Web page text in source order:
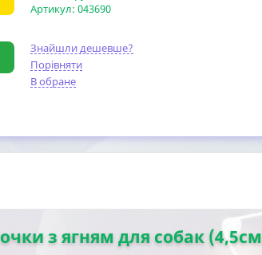
Артикул: 043690
Знайшли дешевше?
Порівняти
В обране
з ягням для собак